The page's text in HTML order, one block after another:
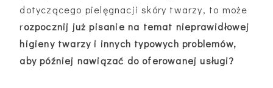
dotyczącego pielęgnacji skóry twarzy, to może
rozpocznij już pisanie na temat nieprawidłowej
higieny twarzy i innych typowych problemów,
aby później nawiązać do oferowanej usługi?